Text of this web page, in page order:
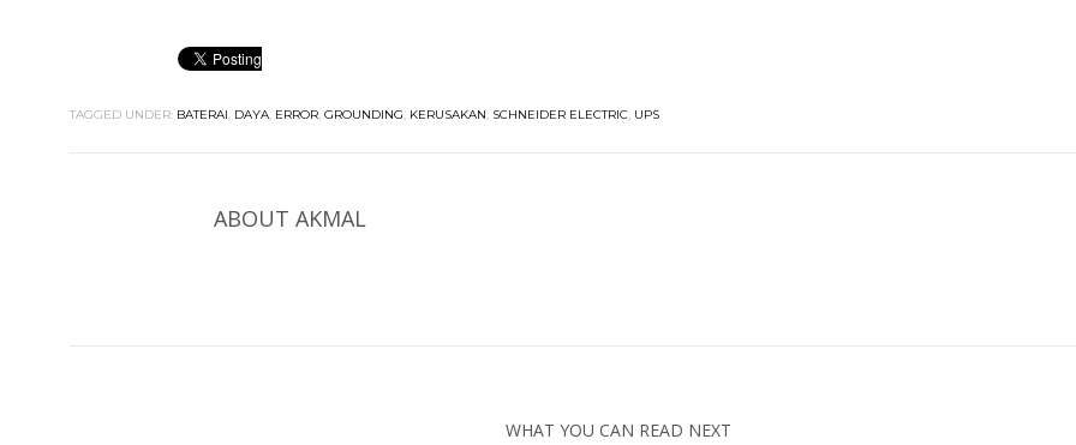
TAGGED UNDER: BATERAI, DAYA, ERROR, GROUNDING, KERUSAKAN, SCHNEIDER ELECTRIC, UPS
ABOUT AKMAL
WHAT YOU CAN READ NEXT